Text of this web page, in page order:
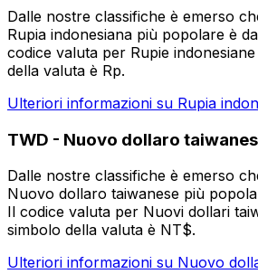
Dalle nostre classifiche è emerso
Rupia indonesiana più popolare è
codice valuta per Rupie
della valuta è Rp.
Ulteriori informazioni su Rupia
TWD - Nuovo dollaro
Dalle nostre classifiche è emerso
Nuovo dollaro taiwanese più
Il codice valuta per Nuovi dollari
simbolo della valuta è NT$.
Ulteriori informazioni su Nuovo